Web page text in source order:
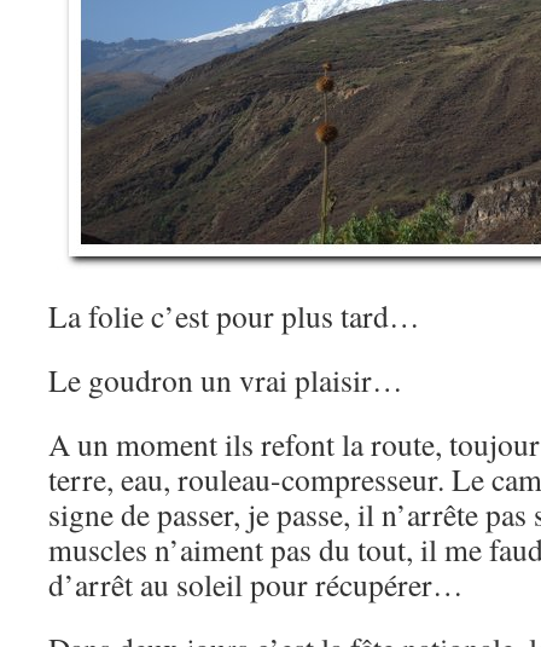
La folie c’est pour plus tard…
Le goudron un vrai plaisir…
A un moment ils refont la route,
terre, eau, rouleau-compresseur. Le
signe de passer, je passe, il n’arrête
muscles n’aiment pas du tout, il me
d’arrêt au soleil pour récupérer…